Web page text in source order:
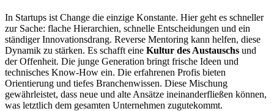
In Startups ist Change die einzige Konstante. Hier geht es schneller
zur Sache: flache Hierarchien, schnelle Entscheidungen und ein
ständiger Innovationsdrang. Reverse Mentoring kann helfen, diese
Dynamik zu stärken. Es schafft eine Kultur des Austauschs und
der Offenheit. Die junge Generation bringt frische Ideen und
technisches Know-How ein. Die erfahrenen Profis bieten
Orientierung und tiefes Branchenwissen. Diese Mischung
gewährleistet, dass neue und alte Ansätze ineinanderfließen können,
was letztlich dem gesamten Unternehmen zugutekommt.